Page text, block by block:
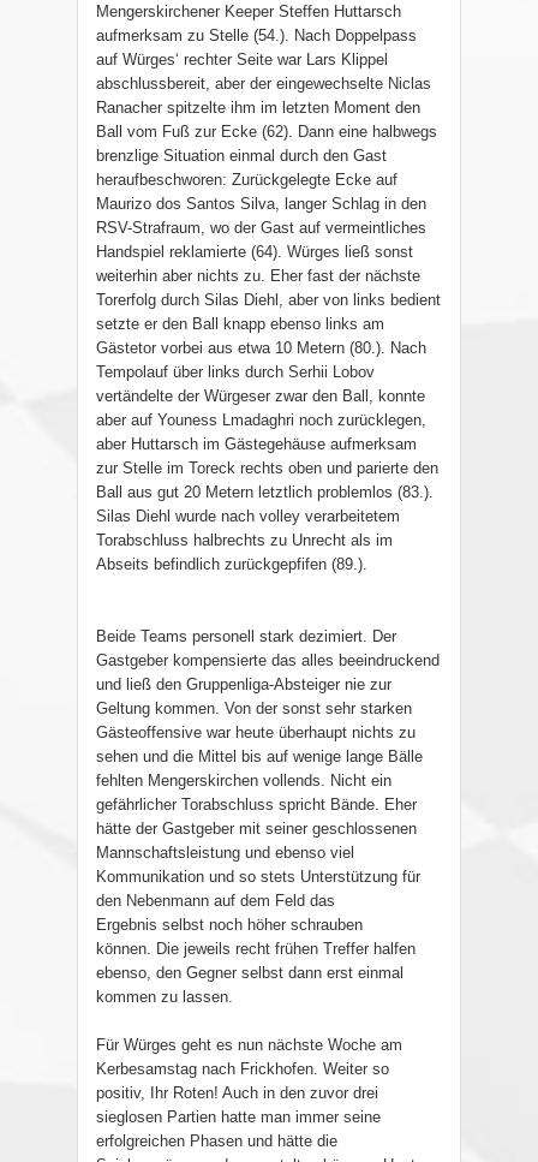
Mengerskirchener Keeper Steffen Huttarsch
aufmerksam zu Stelle (54.). Nach Doppelpass
auf Würges‘ rechter Seite war Lars Klippel
abschlussbereit, aber der eingewechselte Niclas
Ranacher spitzelte ihm im letzten Moment den
Ball vom Fuß zur Ecke (62). Dann eine halbwegs
brenzlige Situation einmal durch den Gast
heraufbeschworen: Zurückgelegte Ecke auf
Maurizo dos Santos Silva, langer Schlag in den
RSV-Strafraum, wo der Gast auf vermeintliches
Handspiel reklamierte (64). Würges ließ sonst
weiterhin aber nichts zu. Eher fast der nächste
Torerfolg durch Silas Diehl, aber von links bedient
setzte er den Ball knapp ebenso links am
Gästetor vorbei aus etwa 10 Metern (80.). Nach
Tempolauf über links durch Serhii Lobov
vertändelte der Würgeser zwar den Ball, konnte
aber auf Youness Lmadaghri noch zurücklegen,
aber Huttarsch im Gästegehäuse aufmerksam
zur Stelle im Toreck rechts oben und parierte den
Ball aus gut 20 Metern letztlich problemlos (83.).
Silas Diehl wurde nach volley verarbeitetem
Torabschluss halbrechts zu Unrecht als im
Abseits befindlich zurückgepfifen (89.).
Beide Teams personell stark dezimiert. Der
Gastgeber kompensierte das alles beeindruckend
und ließ den Gruppenliga-Absteiger nie zur
Geltung kommen. Von der sonst sehr starken
Gästeoffensive war heute überhaupt nichts zu
sehen und die Mittel bis auf wenige lange Bälle
fehlten Mengerskirchen vollends. Nicht ein
gefährlicher Torabschluss spricht Bände. Eher
hätte der Gastgeber mit seiner geschlossenen
Mannschaftsleistung und ebenso viel
Kommunikation und so stets Unterstützung für
den Nebenmann auf dem Feld das
Ergebnis selbst noch höher schrauben
können. Die jeweils recht frühen Treffer halfen
ebenso, den Gegner selbst dann erst einmal
kommen zu lassen.
Für Würges geht es nun nächste Woche am
Kerbesamstag nach Frickhofen. Weiter so
positiv, Ihr Roten! Auch in den zuvor drei
sieglosen Partien hatte man immer seine
erfolgreichen Phasen und hätte die